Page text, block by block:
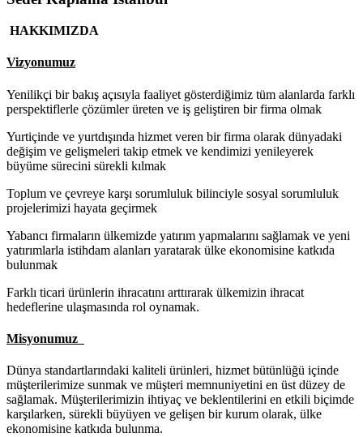
HAKKIMIZDA
Vizyonumuz
Yenilikçi bir bakış açısıyla faaliyet gösterdiğimiz tüm alanlarda farklı
perspektiflerle çözümler üreten ve iş geliştiren bir firma olmak
Yurtiçinde ve yurtdışında hizmet veren bir firma olarak dünyadaki
değişim ve gelişmeleri takip etmek ve kendimizi yenileyerek
büyüme sürecini sürekli kılmak
Toplum ve çevreye karşı sorumluluk bilinciyle sosyal sorumluluk
projelerimizi hayata geçirmek
Yabancı firmaların ülkemizde yatırım yapmalarını sağlamak ve yeni
yatırımlarla istihdam alanları yaratarak ülke ekonomisine katkıda
bulunmak
Farklı ticari ürünlerin ihracatını arttırarak ülkemizin ihracat
hedeflerine ulaşmasında rol oynamak.
Misyonumuz
Dünya standartlarındaki kaliteli ürünleri, hizmet bütünlüğü içinde
müşterilerimize sunmak ve müşteri memnuniyetini en üst düzey de
sağlamak. Müşterilerimizin ihtiyaç ve beklentilerini en etkili biçimde
karşılarken, sürekli büyüyen ve gelişen bir kurum olarak, ülke
ekonomisine katkıda bulunma.